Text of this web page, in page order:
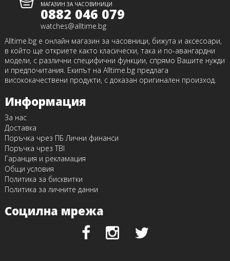
МАГАЗИН ЗА ЧАСОВИНИЦИ
0882 046 079
watches@alltime.bg
Alltime.bg е онлайн магазин за часовници, бижута и аксесоари,
в който ще откриете както класически, така и по-авангардни
модели, с различни специфични функции, спрямо Вашите нужди
и предпочитания. Екипът на Alltime.bg предлага
висококачествени продукти, с доказан оригинален произход.
Информация
За нас
Доставка
Поръчка чрез ПБ Лични финанси
Поръчка чрез TBI
Гаранция и рекламация
Общи условия
Политика за бисквитки
Политика за личните данни
Социлна мрежа